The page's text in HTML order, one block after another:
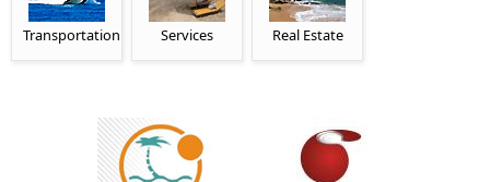
Transportation Services Real Estate